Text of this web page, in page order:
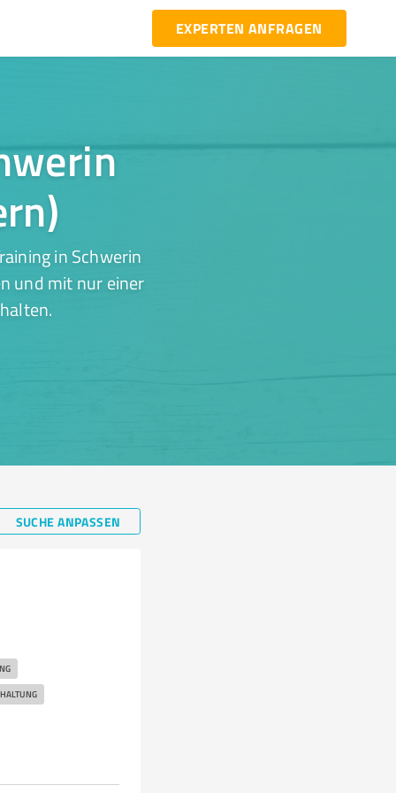
EXPERTEN ANFRAGEN
in Schwerin
und mit nur einer
SUCHE ANPASSEN